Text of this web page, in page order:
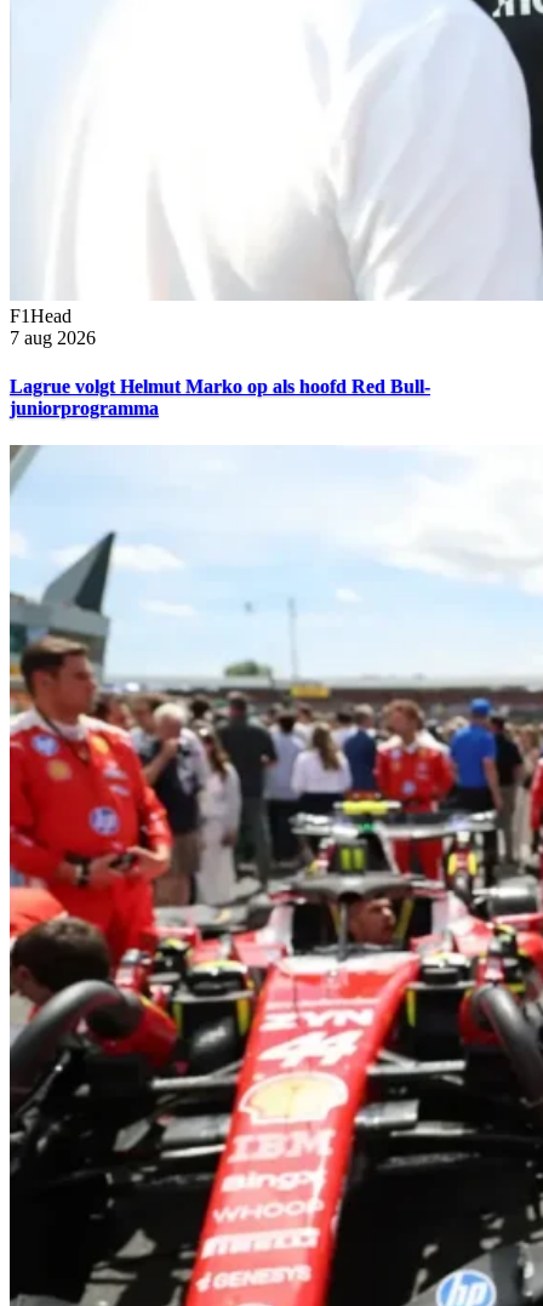
F1Head
7 aug 2026
Lagrue volgt Helmut Marko op als hoofd Red Bull-
juniorprogramma